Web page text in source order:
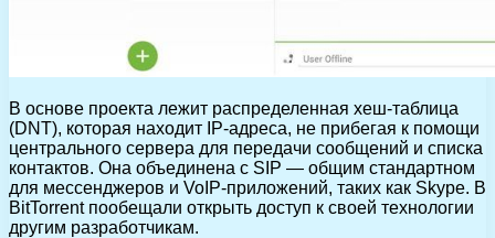
В основе проекта лежит распределенная хеш-таблица
(DNT), которая находит IP-адреса, не прибегая к помощи
центрального сервера для передачи сообщений и списка
контактов. Она объединена с SIP — общим стандартном
для мессенджеров и VoIP-приложений, таких как Skype. В
BitTorrent пообещали открыть доступ к своей технологии
другим разработчикам.